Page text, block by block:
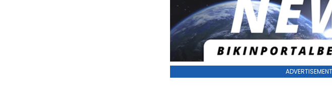
ADVERTISEMENT